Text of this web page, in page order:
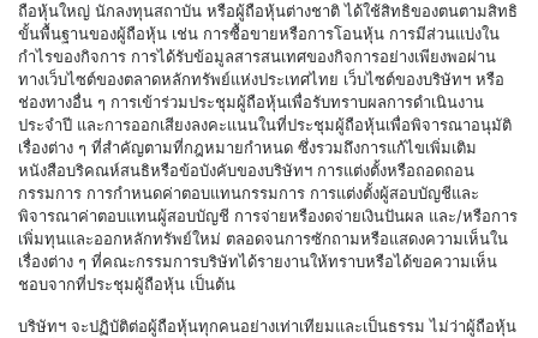
ถือหุ้นใหญ่ นักลงทุนสถาบัน หรือผู้ถือหุ้นต่างชาติ ได้ใช้สิทธิของตนตามสิทธิ
ขั้นพื้นฐานของผู้ถือหุ้น เช่น การซื้อขายหรือการโอนหุ้น การมีส่วนแบ่งใน
กำไรของกิจการ การได้รับข้อมูลสารสนเทศของกิจการอย่างเพียงพอผ่าน
ทางเว็บไซต์ของตลาดหลักทรัพย์แห่งประเทศไทย เว็บไซต์ของบริษัทฯ หรือ
ช่องทางอื่น ๆ การเข้าร่วมประชุมผู้ถือหุ้นเพื่อรับทราบผลการดำเนินงาน
ประจำปี และการออกเสียงลงคะแนนในที่ประชุมผู้ถือหุ้นเพื่อพิจารณาอนุมัติ
เรื่องต่าง ๆ ที่สำคัญตามที่กฎหมายกำหนด ซึ่งรวมถึงการแก้ไขเพิ่มเติม
หนังสือบริคณห์สนธิหรือข้อบังคับของบริษัทฯ การแต่งตั้งหรือถอดถอน
กรรมการ การกำหนดค่าตอบแทนกรรมการ การแต่งตั้งผู้สอบบัญชีและ
พิจารณาค่าตอบแทนผู้สอบบัญชี การจ่ายหรืองดจ่ายเงินปันผล และ/หรือการ
เพิ่มทุนและออกหลักทรัพย์ใหม่ ตลอดจนการซักถามหรือแสดงความเห็นใน
เรื่องต่าง ๆ ที่คณะกรรมการบริษัทได้รายงานให้ทราบหรือได้ขอความเห็น
ชอบจากที่ประชุมผู้ถือหุ้น เป็นต้น
บริษัทฯ จะปฏิบัติต่อผู้ถือหุ้นทุกคนอย่างเท่าเทียมและเป็นธรรม ไม่ว่าผู้ถือหุ้น